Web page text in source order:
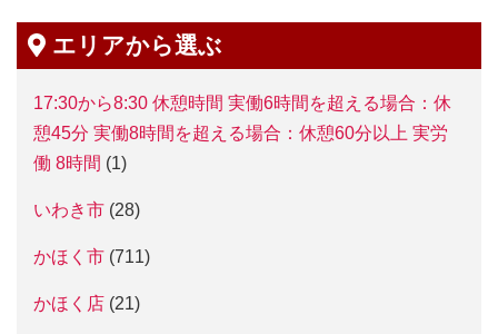
エリアから選ぶ
17:30から8:30 休憩時間 実働6時間を超える場合：休
憩45分 実働8時間を超える場合：休憩60分以上 実労
働 8時間 (1)
いわき市 (28)
かほく市 (711)
かほく店 (21)